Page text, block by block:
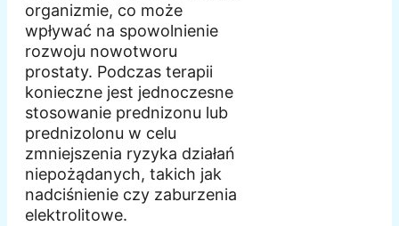
organizmie, co może
wpływać na spowolnienie
rozwoju nowotworu
prostaty. Podczas terapii
konieczne jest jednoczesne
stosowanie prednizonu lub
prednizolonu w celu
zmniejszenia ryzyka działań
niepożądanych, takich jak
nadciśnienie czy zaburzenia
elektrolitowe.